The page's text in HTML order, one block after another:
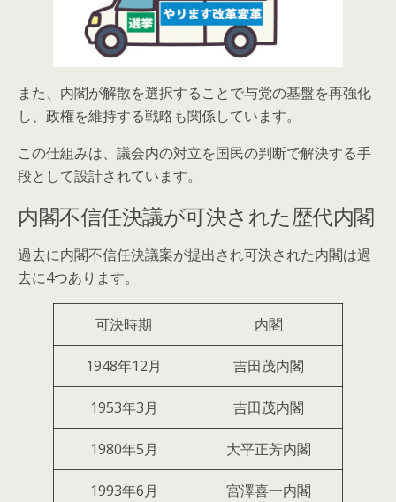
また、内閣が解散を選択することで与党の基盤を再強化
し、政権を維持する戦略も関係しています。
この仕組みは、議会内の対立を国民の判断で解決する手
段として設計されています。
内閣不信任決議が可決された歴代内閣
過去に内閣不信任決議案が提出され可決された内閣は過
去に4つあります。
可決時期 内閣
1948年12月 吉田茂内閣
1953年3月 吉田茂内閣
1980年5月 大平正芳内閣
1993年6月
宮澤喜一内閣